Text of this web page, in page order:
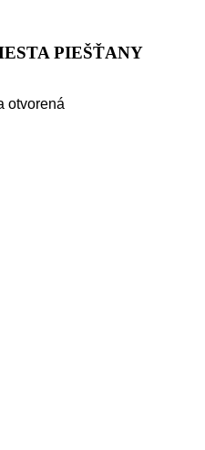
PIEŠŤANY
otvorená